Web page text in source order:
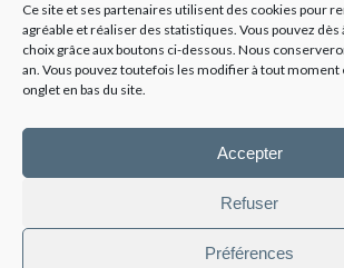
Ce site et ses partenaires utilisent des cookies pour
agréable et réaliser des statistiques. Vous pouvez
choix grâce aux boutons ci-dessous. Nous
an. Vous pouvez toutefois les modifier à tout moment
onglet en bas du site.
Accepter
Refuser
Préférences
J'accepte la collecte de mes données à l'aide
Voir les mentions légales*